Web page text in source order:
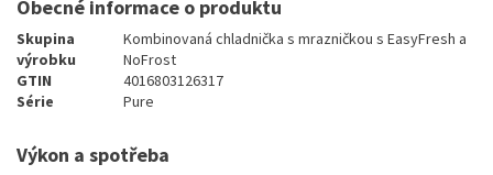
Obecné informace o produktu
Skupina
výrobku
Kombinovaná chladnička s mrazničkou s EasyFresh a
NoFrost
GTIN
4016803126317
Série
Pure
Výkon a spotřeba